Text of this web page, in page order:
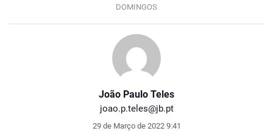
João Paulo Teles
joao.p.teles@jb.pt
29 de Março de 2022 9:41
DOMINGOS